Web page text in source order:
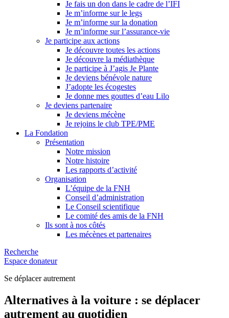
Je fais un don dans le cadre de l’IFI
Je m’informe sur le legs
Je m’informe sur la donation
Je m’informe sur l’assurance-vie
Je participe aux actions
Je découvre toutes les actions
Je découvre la médiathèque
Je participe à J’agis Je Plante
Je deviens bénévole nature
J’adopte les écogestes
Je donne mes gouttes d’eau Lilo
Je deviens partenaire
Je deviens mécène
Je rejoins le club TPE/PME
La Fondation
Présentation
Notre mission
Notre histoire
Les rapports d’activité
Organisation
L’équipe de la FNH
Conseil d’administration
Le Conseil scientifique
Le comité des amis de la FNH
Ils sont à nos côtés
Les mécènes et partenaires
Recherche
Espace donateur
Se déplacer autrement
Alternatives à la voiture : se déplacer
autrement au quotidien